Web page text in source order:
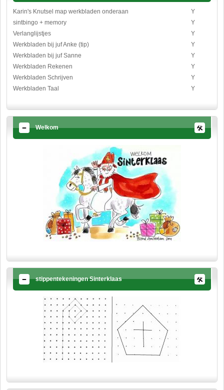
Karin's Knutsel map werkbladen onderaan
Y
sintbingo + memory
Y
Verlanglijstjes
Y
Werkbladen bij juf Anke (tip)
Y
Werkbladen bij juf Sanne
Y
Werkbladen Rekenen
Y
Werkbladen Schrijven
Y
Werkbladen Taal
Y
Welkom
stippentekeningen Sinterklaas